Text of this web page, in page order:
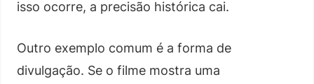
isso ocorre, a precisão histórica cai.
Outro exemplo comum é a forma de
divulgação. Se o filme mostra uma